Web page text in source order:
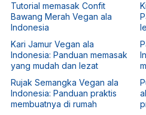
Tutorial memasak Confit
Bawang Merah Vegan ala
Indonesia
Kari Jamur Vegan ala
Indonesia: Panduan memasak
yang mudah dan lezat
Rujak Semangka Vegan ala
Indonesia: Panduan praktis
membuatnya di rumah